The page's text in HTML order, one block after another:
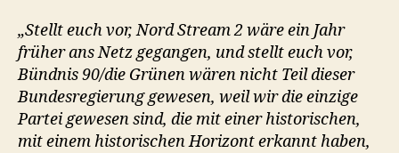
„Stellt euch vor, Nord Stream 2 wäre ein Jahr
früher ans Netz gegangen, und stellt euch vor,
Bündnis 90/die Grünen wären nicht Teil dieser
Bundesregierung gewesen, weil wir die einzige
Partei gewesen sind, die mit einer historischen,
mit einem historischen Horizont erkannt haben,